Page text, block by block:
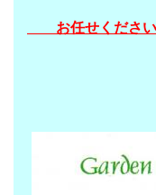
お任せください